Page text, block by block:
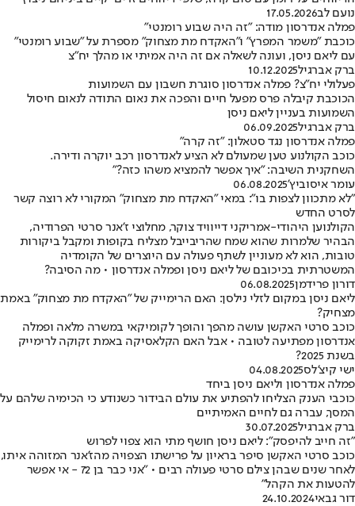
נועם לב17.05.2026
פמלה אנדרסון מודה: "זה היה שבוע רומנטי"
כוכבת "משמר המפרץ" ו"האקדח מת מצחוק" מספרת על "שבוע רומנטי"
עם ליאם ניסן, ועונה לשאלה אם זה היה אמיתי או מהלך יח"צ
ברק אברגיל10.12.2025
פעלולי יח״צ? פמלה אנדרסון סוגרת חשבון עם השמועות
הכוכבת קיבלה פרס מפעל חיים והפכה את נאום התודה לנאום חיסול
השמועות בעניין ליאם ניסן
ברק אברגיל06.09.2025
פמלה אנדרסון נגד סטאלון: "זה קרה"
כוכב הקולנוע טען שמעולם לא הציע לאנדרסון רכב יוקרה ודירה.
השחקנית השיבה: "איך אפשר להמציא משהו כזה?"
עומר איסוביץ'06.08.2025
"לא מתכוון לצפות בו": במאי "האקדח מת מצחוק" המקורי לא רוצה קשר
לסרט החדש
הקולנוען היהודי-אמריקני דייוויד צוקר, מחלוצי ז'אנר סרטי הפרודיה,
הבהיר שלמרות שהוא שמח שהריבייבל מצליח בקופות ומקבל ביקורות
טובות, הוא לא מעוניין לשתף פעולה עם היוצרים של הקומדיה
המשטרתית בכיכובם של ליאם ניסן ופמלה אנדרסון • מה הסיבה?
דורון פרידמן06.08.2025
ליאם ניסן במקום לזלי נילסן: האם הרימייק של "האקדח מת מצחוק" באמת
מצחיק?
כוכב סרטי האקשן עושה מהפך והופך לקומיקאי במשרה מלאה ופמלה
אנדרסון מפתיעה לטובה • אבל האם הקלאסיקה באמת זקוקה לרימייק
בשנת 2025?
ישי קיצ'לס04.08.2025
פמלה אנדרסון וליאם ניסן ביחד
כוכבי הענק הצליחו להפתיע את עולם הבידור כשנודע כי הכימיה שלהם על
המסך, עברה גם לחיים האמיתיים
ברק אברגיל30.07.2025
"זה חייב להיפסק": ליאם ניסן חושף מתי הוא צפוי לפרוש
כוכב סרטי האקשן סיפר בראיון על פרישתו הצפויה מהז'אנר המזוהה איתו,
לאחר שנים שבהן צילם סרטי פעולה רבים • "אני כבר בן 72 - אי אפשר
להטעות את הקהל"
דור גבאי24.10.2024